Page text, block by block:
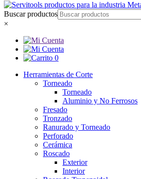
Buscar productos
×
0
Herramientas de Corte
Torneado
Torneado
Aluminio y No Ferrosos
Fresado
Tronzado
Ranurado y Torneado
Perforado
Cerámica
Roscado
Exterior
Interior